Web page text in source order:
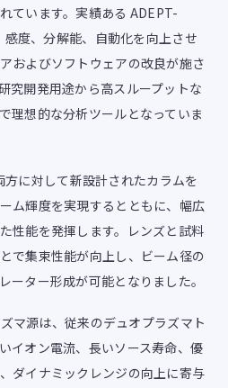
ています。実績ある ADEPT-
度、分解能、自動化を向上させ
およびソフトウェアの改良が施さ
究開発用途から高スループットな
理想的な分析ツールとなっていま
方に対して新設計されたカラムを
ム輝度を実現するとともに、幅広
性能を発揮します。レンズと試料
で集束性能が向上し、ビーム径の
ーター形成が可能となりました。
マ源は、従来のデュオプラズマト
イオン電流、長いソース寿命、優
ダイナミックレンジの向上に寄与